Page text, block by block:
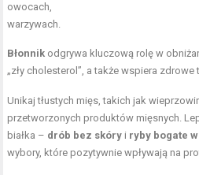
owocach,
warzywach.
Błonnik odgrywa kluczową rolę w
„zły cholesterol”, a także wspiera zdrowe
Unikaj tłustych mięs, takich jak
przetworzonych produktów mięsnych.
białka – drób bez skóry i ryby bogate
wybory, które pozytywnie wpływają na